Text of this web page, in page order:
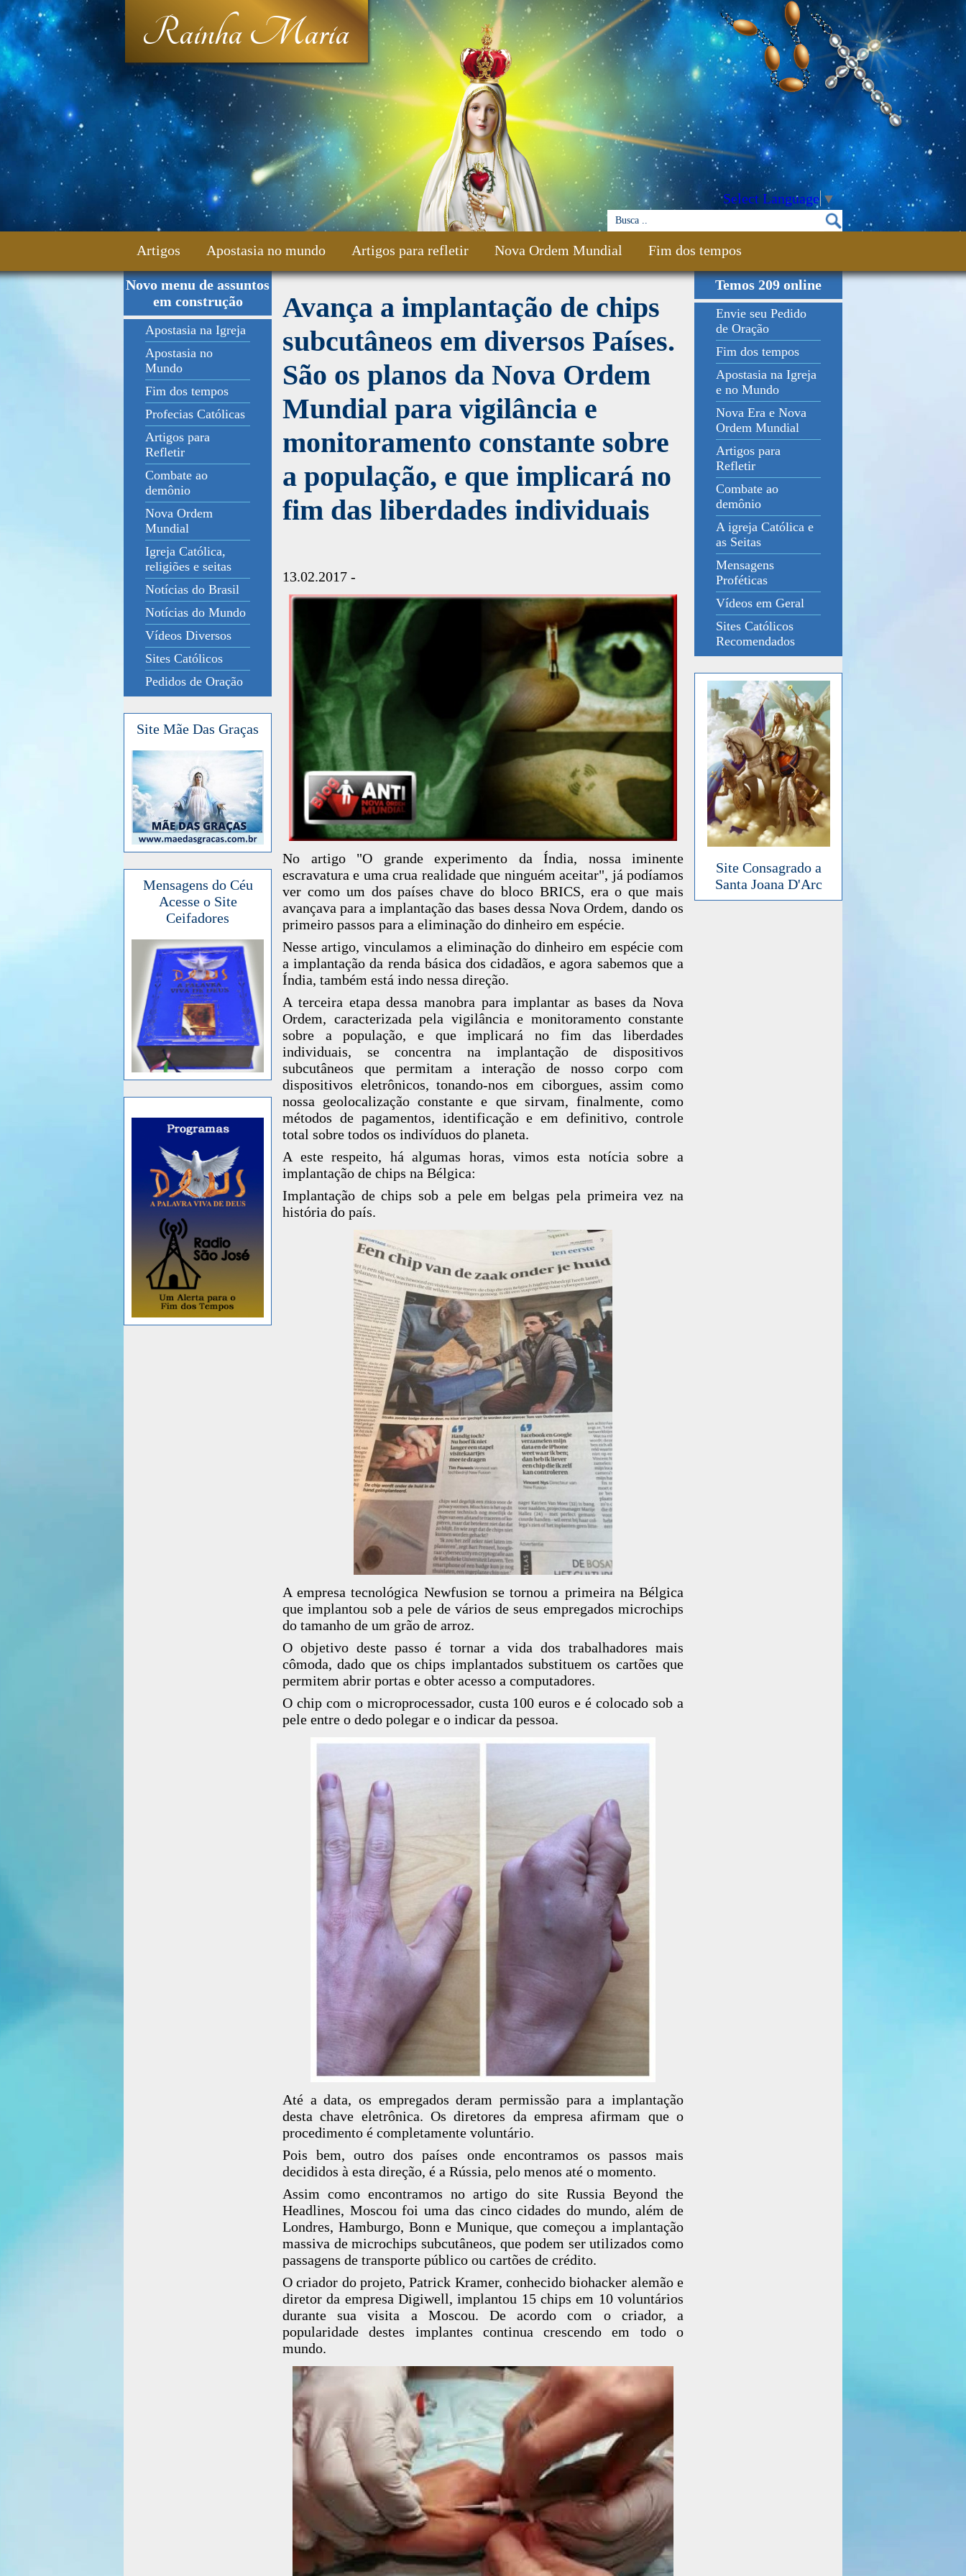
Rainha Maria
Select Language▼
Artigos Apostasia no mundo Artigos para refletir Nova Ordem Mundial Fim dos tempos
Fale Conosco
Novo menu de assuntos
em construção
Apostasia na Igreja
Apostasia no
Mundo
Fim dos tempos
Profecias Católicas
Artigos para
Refletir
Combate ao
demônio
Nova Ordem
Mundial
Igreja Católica,
religiões e seitas
Notícias do Brasil
Notícias do Mundo
Vídeos Diversos
Sites Católicos
Pedidos de Oração
Site Mãe Das Graças
Mensagens do Céu
Acesse o Site
Ceifadores
Avança a implantação de chips
subcutâneos em diversos Países.
São os planos da Nova Ordem
Mundial para vigilância e
monitoramento constante sobre
a população, e que implicará no
fim das liberdades individuais
13.02.2017 -
No artigo "O grande experimento da Índia, nossa iminente
escravatura e uma crua realidade que ninguém aceitar", já podíamos
ver como um dos países chave do bloco BRICS, era o que mais
avançava para a implantação das bases dessa Nova Ordem, dando os
primeiro passos para a eliminação do dinheiro em espécie.
Nesse artigo, vinculamos a eliminação do dinheiro em espécie com
a implantação da renda básica dos cidadãos, e agora sabemos que a
Índia, também está indo nessa direção.
A terceira etapa dessa manobra para implantar as bases da Nova
Ordem, caracterizada pela vigilância e monitoramento constante
sobre a população, e que implicará no fim das liberdades
individuais, se concentra na implantação de dispositivos
subcutâneos que permitam a interação de nosso corpo com
dispositivos eletrônicos, tonando-nos em ciborgues, assim como
nossa geolocalização constante e que sirvam, finalmente, como
métodos de pagamentos, identificação e em definitivo, controle
total sobre todos os indivíduos do planeta.
A este respeito, há algumas horas, vimos esta notícia sobre a
implantação de chips na Bélgica:
Implantação de chips sob a pele em belgas pela primeira vez na
história do país.
A empresa tecnológica Newfusion se tornou a primeira na Bélgica
que implantou sob a pele de vários de seus empregados microchips
do tamanho de um grão de arroz.
O objetivo deste passo é tornar a vida dos trabalhadores mais
cômoda, dado que os chips implantados substituem os cartões que
permitem abrir portas e obter acesso a computadores.
O chip com o microprocessador, custa 100 euros e é colocado sob a
pele entre o dedo polegar e o indicar da pessoa.
Até a data, os empregados deram permissão para a implantação
desta chave eletrônica. Os diretores da empresa afirmam que o
procedimento é completamente voluntário.
Pois bem, outro dos países onde encontramos os passos mais
decididos à esta direção, é a Rússia, pelo menos até o momento.
Assim como encontramos no artigo do site Russia Beyond the
Headlines, Moscou foi uma das cinco cidades do mundo, além de
Londres, Hamburgo, Bonn e Munique, que começou a implantação
massiva de microchips subcutâneos, que podem ser utilizados como
passagens de transporte público ou cartões de crédito.
O criador do projeto, Patrick Kramer, conhecido biohacker alemão e
diretor da empresa Digiwell, implantou 15 chips em 10 voluntários
durante sua visita a Moscou. De acordo com o criador, a
popularidade destes implantes continua crescendo em todo o
mundo.
Temos 209 online
Envie seu Pedido
de Oração
Fim dos tempos
Apostasia na Igreja
e no Mundo
Nova Era e Nova
Ordem Mundial
Artigos para
Refletir
Combate ao
demônio
A igreja Católica e
as Seitas
Mensagens
Proféticas
Vídeos em Geral
Sites Católicos
Recomendados
Site Consagrado a
Santa Joana D'Arc